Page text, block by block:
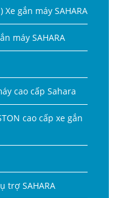
Xe gắn máy SAHARA
máy SAHARA
cao cấp Sahara
cao cấp xe gắn
trợ SAHARA